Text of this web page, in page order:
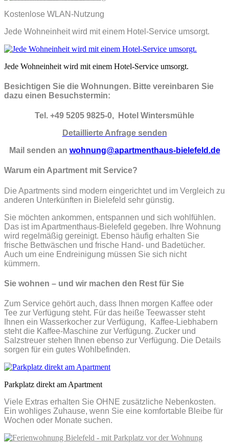
Kostenlose WLAN-Nutzung
Jede Wohneinheit wird mit einem Hotel-Service umsorgt.
Jede Wohneinheit wird mit einem Hotel-Service umsorgt.
Besichtigen Sie die Wohnungen. Bitte vereinbaren Sie
dazu einen Besuchstermin:
Tel. +49 5205 9825-0, Hotel Wintersmühle
Detaillierte Anfrage senden
Mail senden an wohnung@apartmenthaus-bielefeld.de
Warum ein Apartment mit Service?
Die Apartments sind modern eingerichtet und im Vergleich zu
anderen Unterkünften in Bielefeld sehr günstig.
Sie möchten ankommen, entspannen und sich wohlfühlen.
Das ist im Apartmenthaus-Bielefeld gegeben. Ihre Wohnung
wird regelmäßig gereinigt. Ebenso häufig erhalten Sie
frische Bettwäschen und frische Hand- und Badetücher.
Auch um eine Endreinigung müssen Sie sich nicht
kümmern.
Sie wohnen – und wir machen den Rest für Sie
Zum Service gehört auch, dass Ihnen morgen Kaffee oder
Tee zur Verfügung steht. Für das heiße Teewasser steht
Ihnen ein Wasserkocher zur Verfügung, Kaffee-Liebhabern
steht die Kaffee-Maschine zur Verfügung. Zucker und
Salzstreuer stehen Ihnen ebenso zur Verfügung. Die Details
sorgen für ein gutes Wohlbefinden.
Parkplatz direkt am Apartment
Viele Extras erhalten Sie OHNE zusätzliche Nebenkosten.
Ein wohliges Zuhause, wenn Sie eine komfortable Bleibe für
Wochen oder Monate suchen.